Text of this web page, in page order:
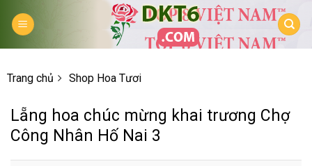
Trang chủ Shop Hoa Tươi
Lẵng hoa chúc mừng khai trương Chợ
Công Nhân Hố Nai 3